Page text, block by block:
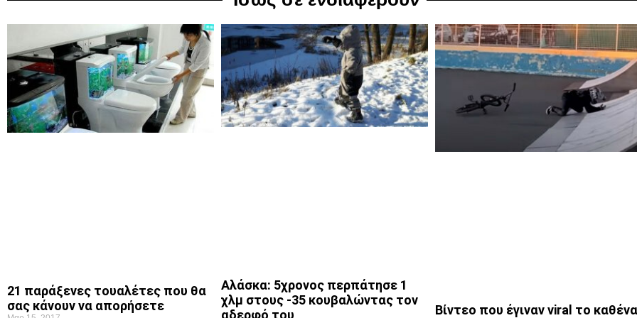
21 παράξενες τουαλέτες που θα
σας κάνουν να απορήσετε
Αλάσκα: 5χρονος περπάτησε 1
χλμ στους -35 κουβαλώντας τον
Βίντεο που έγιναν viral το καθένα